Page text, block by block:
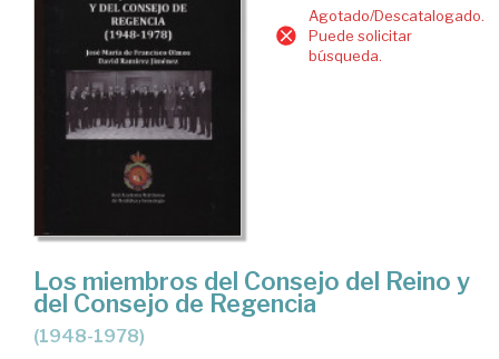
Agotado/Descatalogado.
Puede solicitar
búsqueda.
Los miembros del Consejo del Reino y
del Consejo de Regencia
(1948-1978)